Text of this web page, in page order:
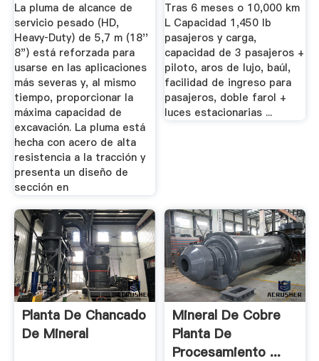
La pluma de alcance de
servicio pesado (HD,
Heavy‑Duty) de 5,7 m (18''
8") está reforzada para
usarse en las aplicaciones
más severas y, al mismo
tiempo, proporcionar la
máxima capacidad de
excavación. La pluma está
hecha con acero de alta
resistencia a la tracción y
presenta un diseño de
sección en
Tras 6 meses o 10,000 km
L Capacidad 1,450 lb
pasajeros y carga,
capacidad de 3 pasajeros +
piloto, aros de lujo, baúl,
facilidad de ingreso para
pasajeros, doble farol +
luces estacionarias ...
Planta De Chancado
De Mineral
Mineral De Cobre
Planta De
Procesamiento ...